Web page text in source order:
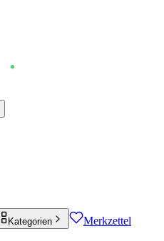
Kategorien Merkzettel